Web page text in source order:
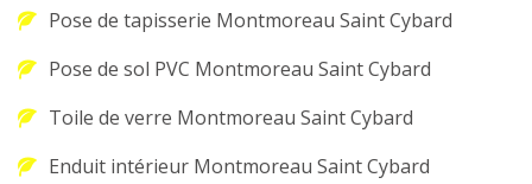
Pose de tapisserie Montmoreau Saint Cybard
Pose de sol PVC Montmoreau Saint Cybard
Toile de verre Montmoreau Saint Cybard
Enduit intérieur Montmoreau Saint Cybard